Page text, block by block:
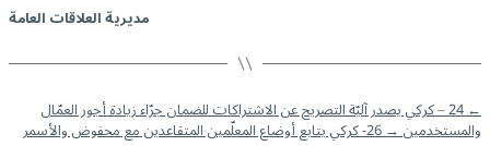
مديرية العلاقات العامة
← 24 – كركي يصدر آليّة التصريح عن الاشتراكات للضمان جرّاء زيادة أجور العمّال
والمستخدمين→26- كركي يتابع أوضاع المعلّمين المتقاعدين مع محفوض والأسمر